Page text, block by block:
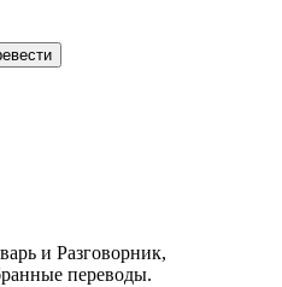
и Разговорник,
переводы.